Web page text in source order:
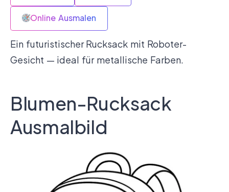
Online Ausmalen
Ein futuristischer Rucksack mit Roboter-
Gesicht — ideal für metallische Farben.
Blumen-Rucksack
Ausmalbild